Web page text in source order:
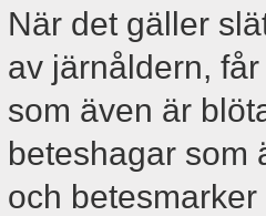
När det gäller
av järnåldern,
som även är
beteshagar som
och